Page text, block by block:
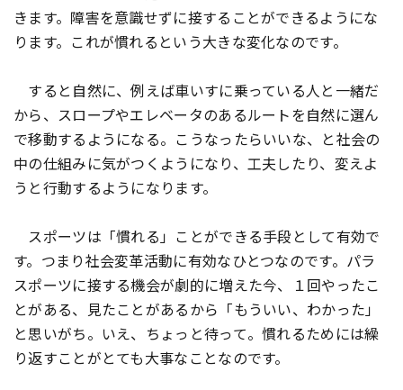
きます。障害を意識せずに接することができるようにな
ります。これが慣れるという大きな変化なのです。
すると自然に、例えば車いすに乗っている人と一緒だ
から、スロープやエレベータのあるルートを自然に選ん
で移動するようになる。こうなったらいいな、と社会の
中の仕組みに気がつくようになり、工夫したり、変えよ
うと行動するようになります。
スポーツは「慣れる」ことができる手段として有効で
す。つまり社会変革活動に有効なひとつなのです。パラ
スポーツに接する機会が劇的に増えた今、１回やったこ
とがある、見たことがあるから「もういい、わかった」
と思いがち。いえ、ちょっと待って。慣れるためには繰
り返すことがとても大事なことなのです。